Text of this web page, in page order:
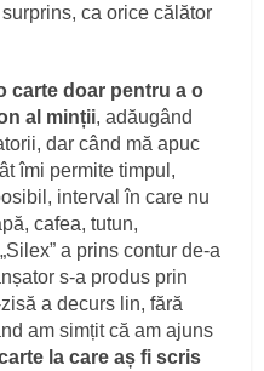
ca orice călător
carte doar pentru a o
al minții, adăugând
dar când mă apuc
îmi permite timpul,
interval în care nu
cafea, tutun,
a prins contur de-a
s-a produs prin
a decurs lin, fără
am simțit că am ajuns
la care aș fi scris